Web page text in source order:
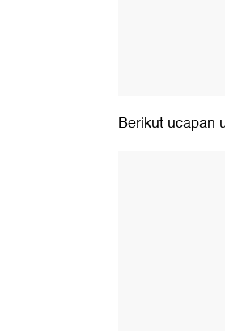
Berikut ucapan